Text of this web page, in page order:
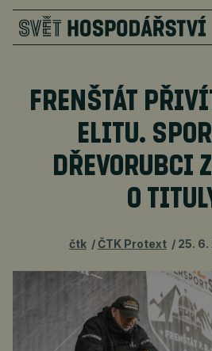
FRENŠTÁT
ELITU.
DŘEVORUBCI
O
čtk ČTK Protext 25.